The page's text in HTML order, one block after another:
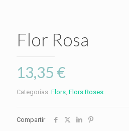
Flor Rosa
13,35 €
Categorías: Flors, Flors Roses
Compartir